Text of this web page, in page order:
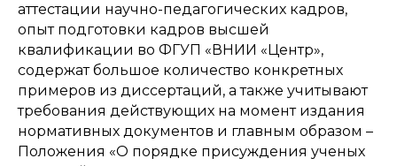
аттестации научно-педагогических кадров,
опыт подготовки кадров высшей
квалификации во ФГУП «ВНИИ «Центр»,
содержат большое количество конкретных
примеров из диссертаций, а также учитывают
требования действующих на момент издания
нормативных документов и главным образом –
Положения «О порядке присуждения ученых